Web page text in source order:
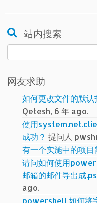
站内搜索
索：
网友求助
如何更改文件的默
Qetesh, 6 年 ago.
使用
成功？ 提问人
有一个实施中的项目
请问如何使用
邮箱的邮件导出成
ago.
powershell 如何将